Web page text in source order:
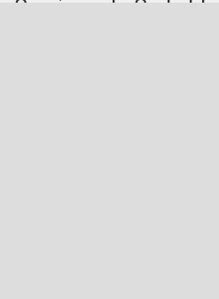
Servizos da Sede